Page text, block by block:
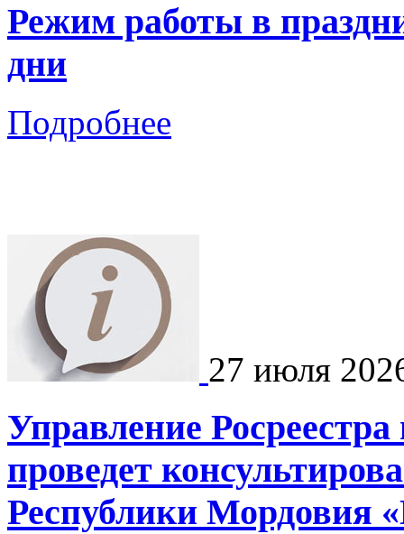
Режим работы в
дни
Подробнее
27 июля
Управление
проведет
Республики Мордовия